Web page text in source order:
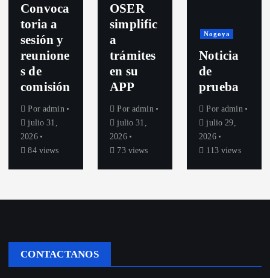
Convoca
toria a
sesión y
reunione
s de
comisión
Por admin
julio 31,
2026
84 views
OSER
simplific
a
trámites
en su
APP
Por admin
julio 31,
2026
73 views
Nogoya
Noticia
de
prueba
Por admin
julio 29,
2026
113 views
CONTACTANOS